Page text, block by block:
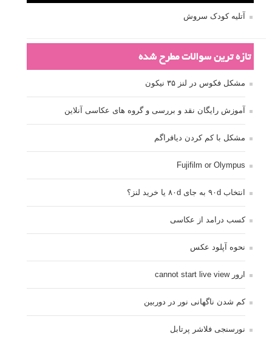
آتلیه کودک سروش
تازه ترین سوالات مطرح شده
مشکل فکوس در لنز ۳۵ نیکون
آموزش رایگان نقد و بررسی و گروه های عکاسی آنلاین
مشکل با کم کردن دیافراگم
Fujifilm or Olympus
انتخاب ۹۰d به جای ۸۰d یا خرید لنز؟
کسب درامد از عکاسی
نحوه آپلود عکس
ارور cannot start live view
کم شدن ناگهانی نور در دوربین
نورسنجی فلاشر پرتابل